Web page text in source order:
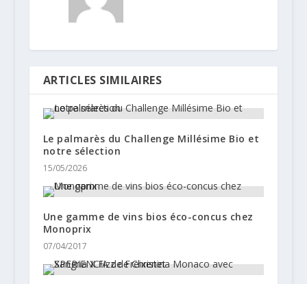
ARTICLES SIMILAIRES
Le palmarès du Challenge Millésime Bio et
notre sélection
15/05/2026
Une gamme de vins bios éco-concus chez
Monoprix
07/04/2017